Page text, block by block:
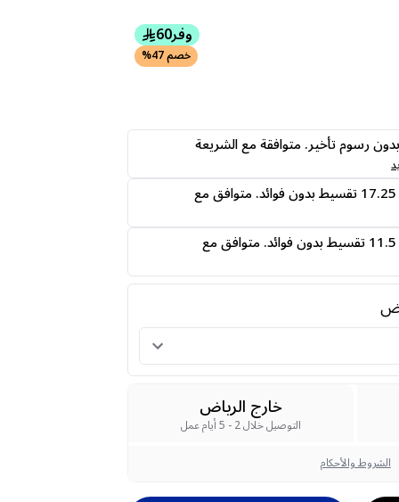
وفر60
خصم 47%
دفعه بدون رسوم تأخير. متوافقة مع الشريعة
قسمها على 4 دفعات 17.25 تقسيط بدون فوائد. متوافق مع
قسمها على 6 دفعات 11.5 تقسيط بدون فوائد. متوافق مع
خارج الرياض
التوصيل خلال 2 - 5 أيام عمل
الشروط والأحكام